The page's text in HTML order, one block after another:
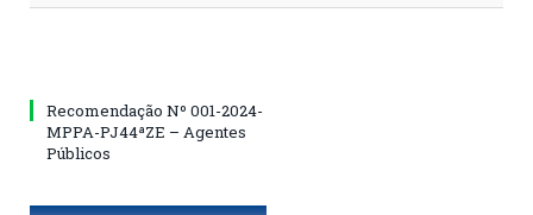
Recomendação Nº 001-2024-
MPPA-PJ44ªZE – Agentes
Públicos